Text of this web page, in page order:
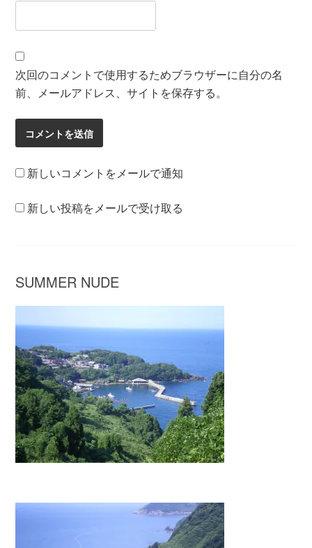
次回のコメントで使用するためブラウザーに自分の名
前、メールアドレス、サイトを保存する。
新しいコメントをメールで通知
新しい投稿をメールで受け取る
SUMMER NUDE